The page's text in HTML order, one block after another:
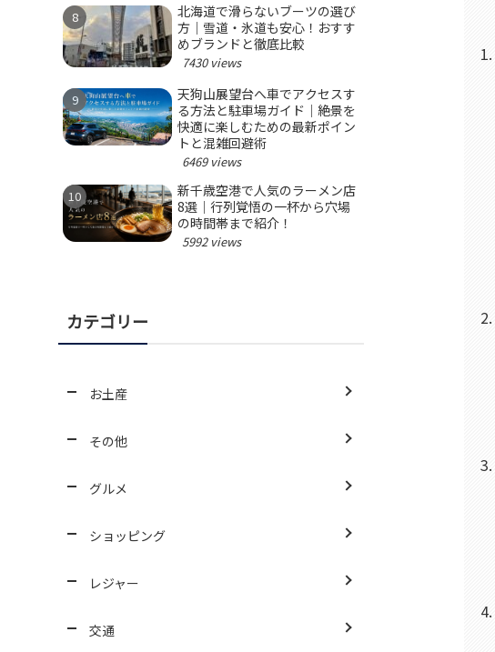
北海道で滑らないブーツの選び
方｜雪道・氷道も安心！おすす
めブランドと徹底比較
7430 views
天狗山展望台へ車でアクセスす
る方法と駐車場ガイド｜絶景を
快適に楽しむための最新ポイン
トと混雑回避術
6469 views
新千歳空港で人気のラーメン店
8選｜行列覚悟の一杯から穴場
の時間帯まで紹介！
5992 views
カテゴリー
お土産
その他
グルメ
ショッピング
レジャー
交通